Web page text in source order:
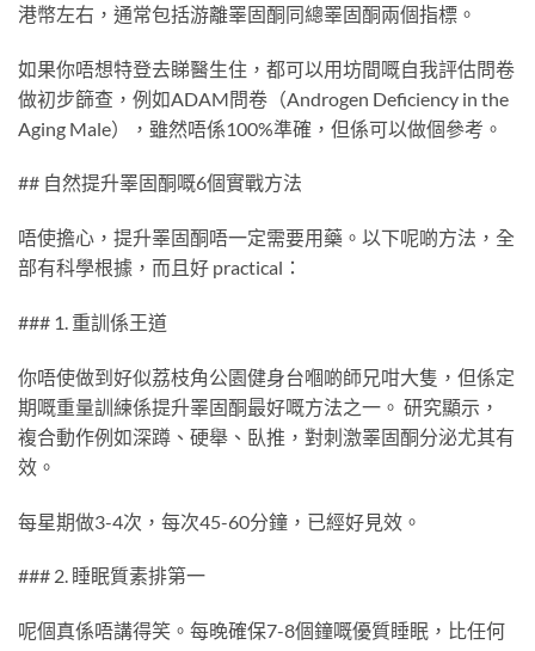
港幣左右，通常包括游離睪固酮同總睪固酮兩個指標。
如果你唔想特登去睇醫生住，都可以用坊間嘅自我評估問卷
做初步篩查，例如ADAM問卷（Androgen Deficiency in the
Aging Male），雖然唔係100%準確，但係可以做個參考。
## 自然提升睪固酮嘅6個實戰方法
唔使擔心，提升睪固酮唔一定需要用藥。以下呢啲方法，全
部有科學根據，而且好 practical：
### 1. 重訓係王道
你唔使做到好似荔枝角公園健身台嗰啲師兄咁大隻，但係定
期嘅重量訓練係提升睪固酮最好嘅方法之一。 研究顯示，
複合動作例如深蹲、硬舉、臥推，對刺激睪固酮分泌尤其有
效。
每星期做3-4次，每次45-60分鐘，已經好見效。
### 2. 睡眠質素排第一
呢個真係唔講得笑。每晚確保7-8個鐘嘅優質睡眠，比任何